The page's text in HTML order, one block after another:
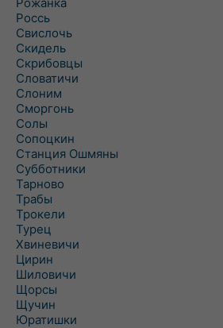
Россь
Свислочь
Скидель
Скрибовцы
Словатичи
Слоним
Сморгонь
Солы
Сопоцкин
Станция Ошмяны
Субботники
Тарново
Трабы
Трокели
Турец
Хвиневичи
Цирин
Шиловичи
Щорсы
Щучин
Юратишки